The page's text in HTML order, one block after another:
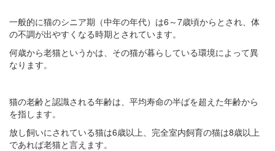
一般的に猫のシニア期（中年の年代）は6～7歳頃からとされ、体
の不調が出やすくなる時期とされています。
何歳から老猫というかは、その猫が暮らしている環境によって異
なります。
猫の老齢と認識される年齢は、平均寿命の半ばを超えた年齢から
を指します。
放し飼いにされている猫は6歳以上、完全室内飼育の猫は8歳以上
であれば老猫と言えます。